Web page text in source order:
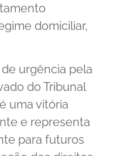
domiciliar,
urgência pela
do Tribunal
uma vitória
e representa
para futuros